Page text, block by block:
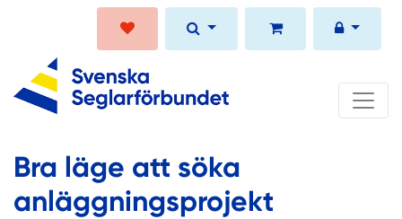
Bra läge att söka
anläggningsprojekt